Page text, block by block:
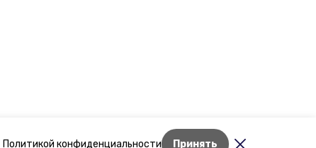
Политикой конфиденциальности Принять
Лента новостей